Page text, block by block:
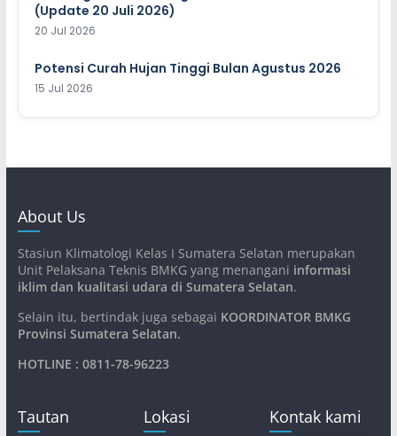
(Update 20 Juli 2026)
20 Jul 2026
Potensi Curah Hujan Tinggi Bulan Agustus 2026
15 Jul 2026
About Us
Stasiun Klimatologi Kelas I Sumatera Selatan merupakan
Unit Pelaksana Teknis BMKG yang menangani informasi
iklim dan kualitasi udara di Sumatera Selatan.
Selain itu, bertindak juga sebagai KOORDINATOR BMKG
Provinsi Sumatera Selatan.
HOTLINE : 0811-78-96223
Tautan Lokasi Kontak kami